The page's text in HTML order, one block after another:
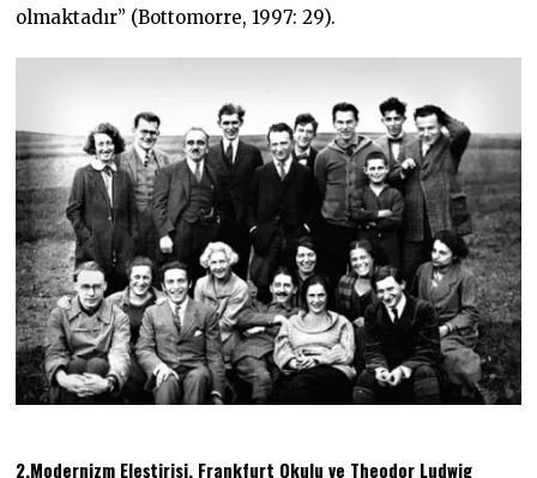
olmaktadır” (Bottomorre, 1997: 29).
2.Modernizm Eleştirisi, Frankfurt Okulu ve Theodor Ludwig